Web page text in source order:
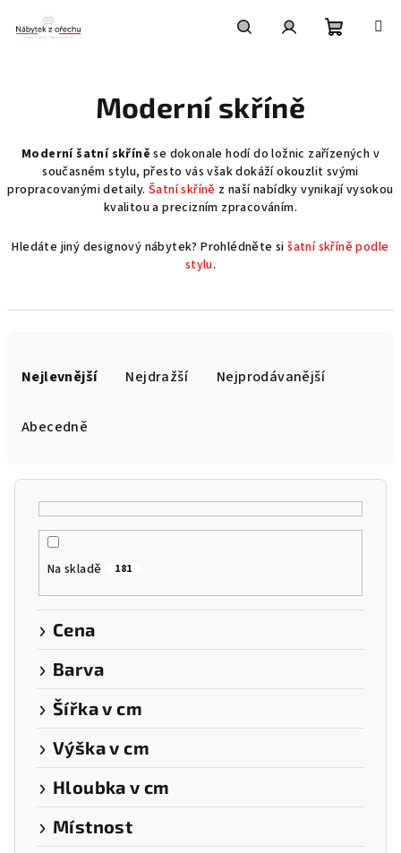
obsah
Moderní skříně
Moderní šatní skříně se dokonale hodí do ložnic zařízených v
současném stylu, přesto vás však dokáží okouzlit svými
propracovanými detaily. Šatní skříně z naší nabídky vynikají vysokou
kvalitou a precizním zpracováním.
Hledáte jiný designový nábytek? Prohlédněte sišatní skříně podle
stylu.
Nejlevnější Nejdražší Nejprodávanější
Abecedně
Na skladě 181
Cena
Barva
Šířka v cm
Výška v cm
Hloubka v cm
Místnost